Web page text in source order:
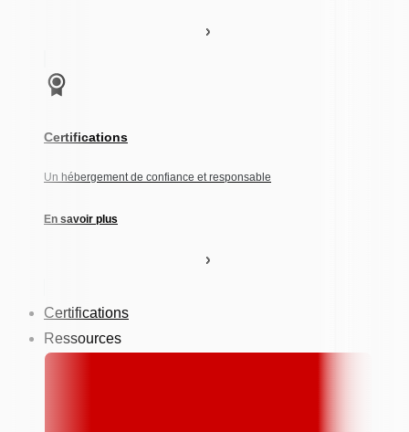
Certifications
Un hébergement de confiance et responsable
En savoir plus
Certifications
Ressources